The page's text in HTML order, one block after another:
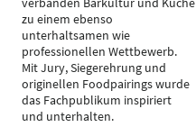
zu einem ebenso
unterhaltsamen wie
professionellen Wettbewerb.
Mit Jury, Siegerehrung und
originellen Foodpairings wurde
das Fachpublikum inspiriert
und unterhalten.